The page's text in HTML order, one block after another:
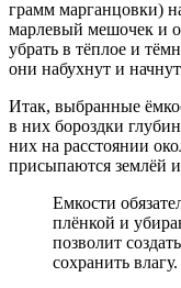
грамм марганцовки)
марлевый мешочек и
убрать в тёплое и
они набухнут и
Итак, выбранные
в них бороздки
них на расстоянии
присыпаются землёй
Емкости
плёнкой и
позволит
сохранить влагу.